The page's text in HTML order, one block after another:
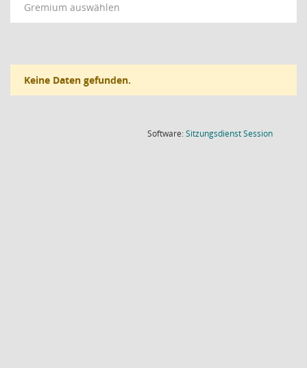
Gremium auswählen
Keine Daten gefunden.
Software:SitzungsdienstSession(Wird in